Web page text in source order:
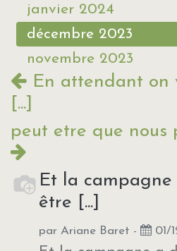
janvier 2024
décembre 2023
novembre 2023
En attendant on
[...]
peut etre que nous
Et la
être [...]
par Ariane Baret - 01/